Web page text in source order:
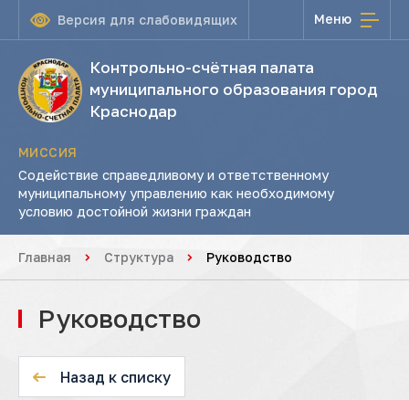
Версия для слабовидящих Меню
Контрольно-счётная палата
муниципального образования город
Краснодар
МИССИЯ
Содействие справедливому и ответственному
муниципальному управлению как необходимому
условию достойной жизни граждан
Главная Структура Руководство
Руководство
Назад к списку